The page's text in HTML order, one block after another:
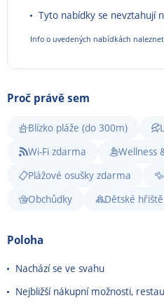
Tyto nabídky se nevztahují
Info o uvedených nabídkách
Proč právě sem
Blízko pláže (do 300m)
Wi-Fi zdarma
Wellness
Plážové osušky zdarma
Obchůdky
Dětské hřiště
Poloha
Nachází se ve svahu
Nejbližší nákupní možnosti,